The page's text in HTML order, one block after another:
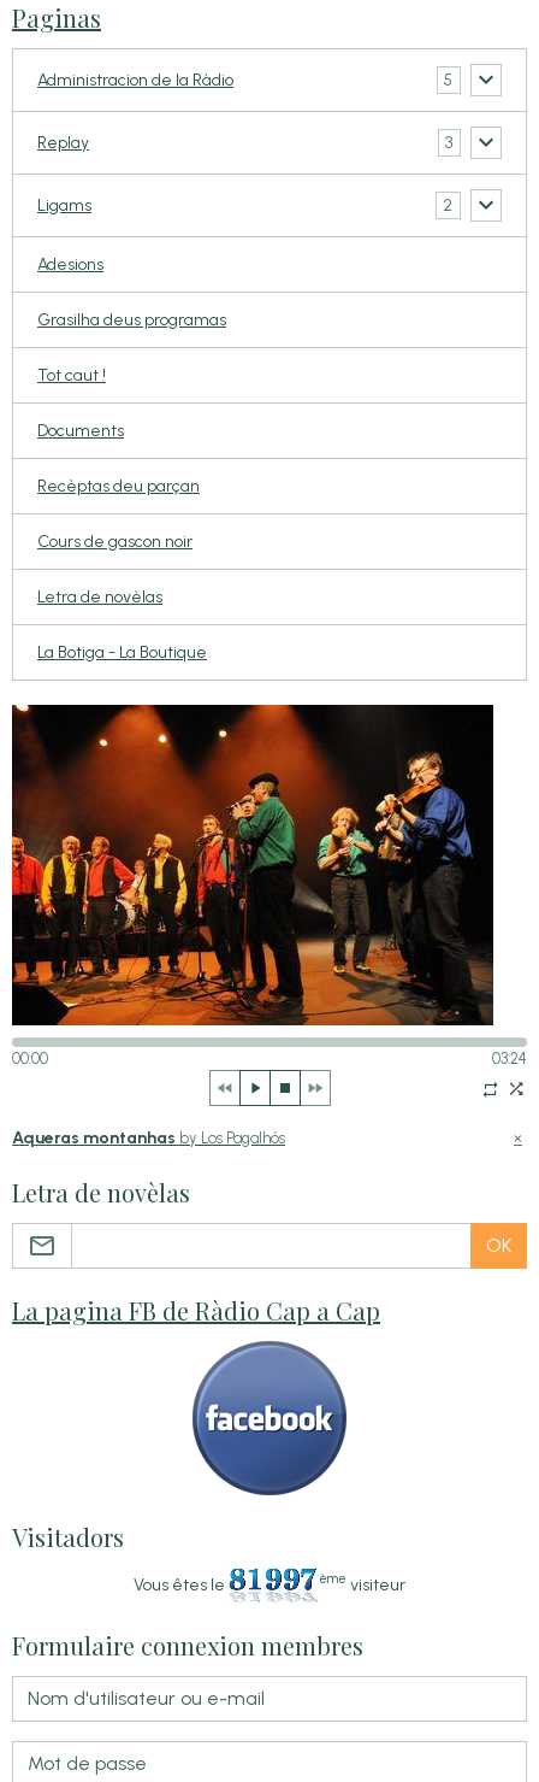
Paginas
Administracion de la Ràdio 5
Replay 3
Ligams 2
Adesions
Grasilha deus programas
Tot caut !
Documents
Recèptas deu parçan
Cours de gascon noir
Letra de novèlas
La Botiga - La Boutique
00:00 03:24
×
Aqueras montanhas by Los Pagalhós
Letra de novèlas
OK
La pagina FB de Ràdio Cap a Cap
Visitadors
Vous êtes le ème visiteur
Formulaire connexion membres